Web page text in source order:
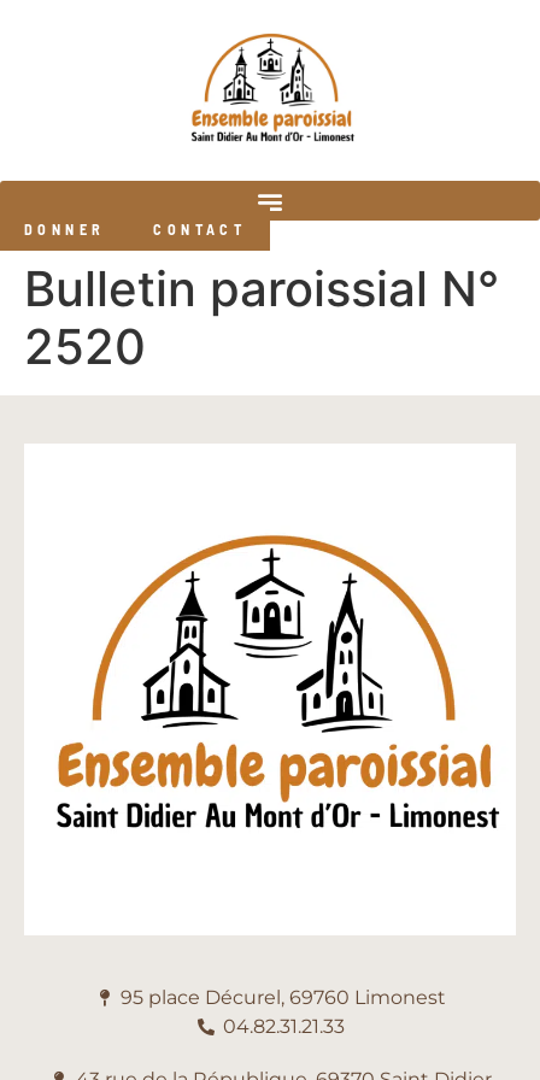
DONNER CONTACT
Bulletin paroissial N°
2520
95 place Décurel, 69760 Limonest
04.82.31.21.33